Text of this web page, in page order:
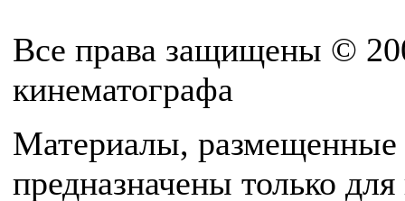
Все права защищены ©
кинематографа
Материалы, размещенные
предназначены только